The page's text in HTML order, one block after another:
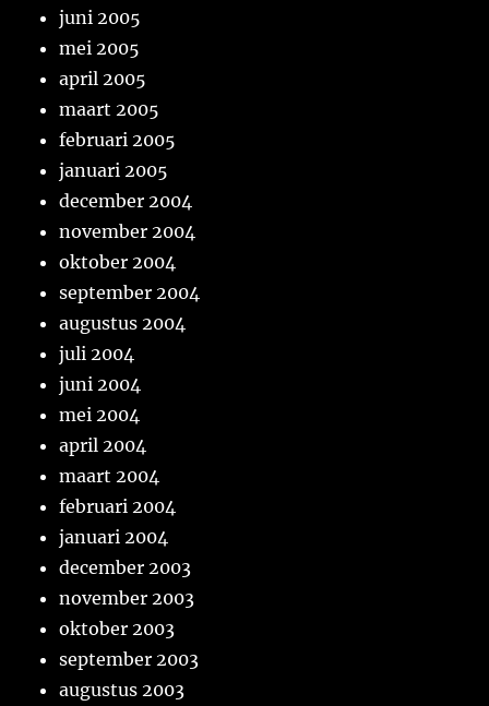
juni 2005
mei 2005
april 2005
maart 2005
februari 2005
januari 2005
december 2004
november 2004
oktober 2004
september 2004
augustus 2004
juli 2004
juni 2004
mei 2004
april 2004
maart 2004
februari 2004
januari 2004
december 2003
november 2003
oktober 2003
september 2003
augustus 2003